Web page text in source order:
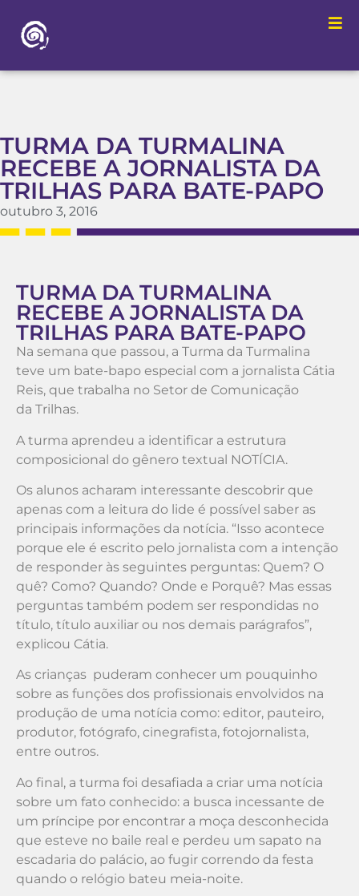
TURMA DA TURMALINA
RECEBE A JORNALISTA DA
TRILHAS PARA BATE-PAPO
outubro 3, 2016
TURMA DA TURMALINA
RECEBE A JORNALISTA DA
TRILHAS PARA BATE-PAPO
Na semana que passou, a Turma da Turmalina
teve um bate-bapo especial com a jornalista Cátia
Reis, que trabalha no Setor de Comunicação
da Trilhas.
A turma aprendeu a identificar a estrutura
composicional do gênero textual NOTÍCIA.
Os alunos acharam interessante descobrir que
apenas com a leitura do lide é possível saber as
principais informações da notícia. “Isso acontece
porque ele é escrito pelo jornalista com a intenção
de responder às seguintes perguntas: Quem? O
quê? Como? Quando? Onde e Porquê? Mas essas
perguntas também podem ser respondidas no
título, título auxiliar ou nos demais parágrafos”,
explicou Cátia.
As crianças puderam conhecer um pouquinho
sobre as funções dos profissionais envolvidos na
produção de uma notícia como: editor, pauteiro,
produtor, fotógrafo, cinegrafista, fotojornalista,
entre outros.
Ao final, a turma foi desafiada a criar uma notícia
sobre um fato conhecido: a busca incessante de
um príncipe por encontrar a moça desconhecida
que esteve no baile real e perdeu um sapato na
escadaria do palácio, ao fugir correndo da festa
quando o relógio bateu meia-noite.